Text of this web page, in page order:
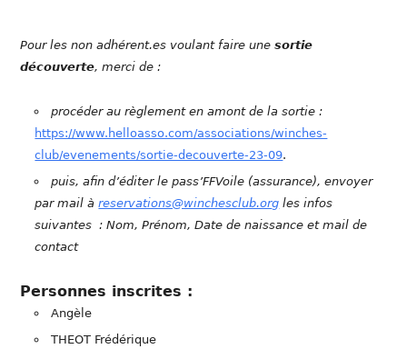
Pour les non adhérent.es voulant faire unesortie
découverte, merci de :
procéder au règlement en amont de la sortie :
https://www.helloasso.com/associations/winches-
club/evenements/sortie-decouverte-23-09.
puis, afin d’éditer le pass’FFVoile (assurance), envoyer
par mail àreservations@winchesclub.org les infos
suivantes : Nom, Prénom, Date de naissance et mail de
contact
Personnes inscrites :
Angèle
THEOT Frédérique